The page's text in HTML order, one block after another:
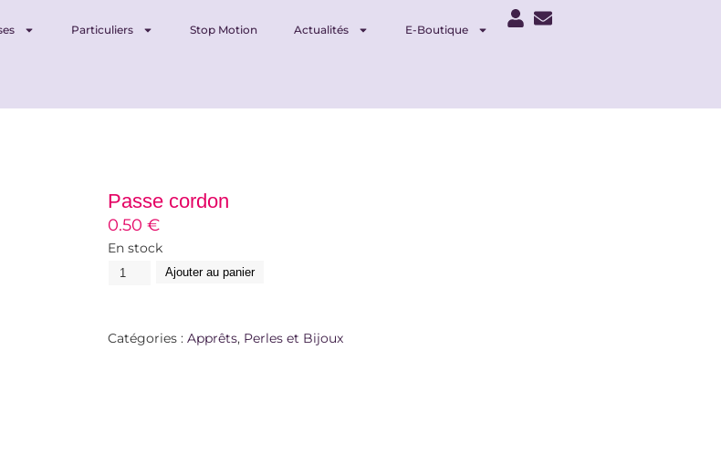
Particuliers Stop Motion Actualités E-Boutique
Passe cordon
0.50 €
En stock
Ajouter au panier
Catégories : Apprêts, Perles et Bijoux